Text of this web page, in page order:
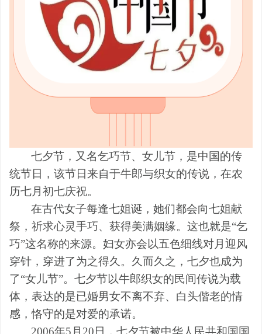
七夕节，又名乞巧节、女儿节，是中国的传
统节日，该节日来自于牛郎与织女的传说，在农
历七月初七庆祝。
在古代女子每逢七姐诞，她们都会向七姐献
祭，祈求心灵手巧、获得美满姻缘。这也就是“乞
巧”这名称的来源。妇女亦会以五色细线对月迎风
穿针，穿进了为之得久。久而久之，七夕也成为
了“女儿节”。七夕节以牛郎织女的民间传说为载
体，表达的是已婚男女不离不弃、白头偕老的情
感，恪守的是对爱的承诺。
2006年5月20日，七夕节被中华人民共和国国